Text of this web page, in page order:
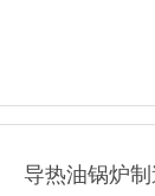
导热油锅炉